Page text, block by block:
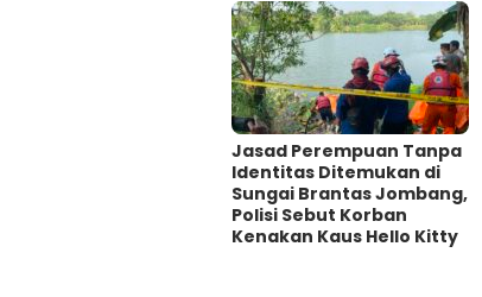
Jasad Perempuan Tanpa
Identitas Ditemukan di
Sungai Brantas Jombang,
Polisi Sebut Korban
Kenakan Kaus Hello Kitty